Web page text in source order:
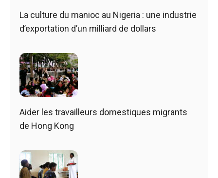
La culture du manioc au Nigeria : une industrie
d’exportation d’un milliard de dollars
Aider les travailleurs domestiques migrants
de Hong Kong